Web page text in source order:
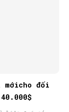
mớicho đối